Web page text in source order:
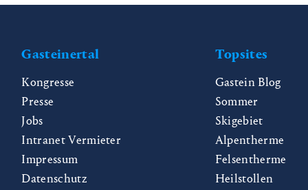
Gasteinertal
Kongresse
Presse
Jobs
Intranet Vermieter
Impressum
Datenschutz
Topsites
Gastein Blog
Sommer
Skigebiet
Alpentherme
Felsentherme
Heilstollen